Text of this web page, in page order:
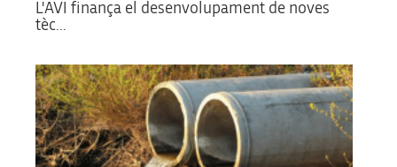
L'AVI finança el desenvolupament de noves
tèc...